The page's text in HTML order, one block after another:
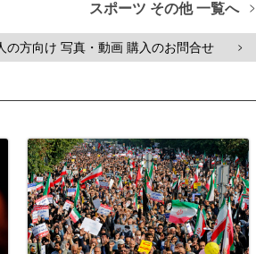
スポーツ その他 一覧へ >
の方向け 写真・動画 購入のお問合せ >